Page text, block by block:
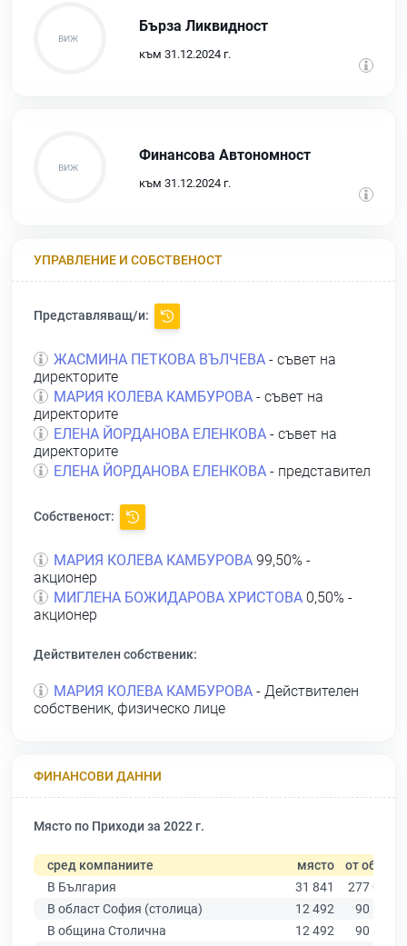
Бърза Ликвидност
към 31.12.2024 г.
Финансова Автономност
към 31.12.2024 г.
УПРАВЛЕНИЕ И СОБСТВЕНОСТ
Представляващ/и:
ЖАСМИНА ПЕТКОВА ВЪЛЧЕВА - съвет на
директорите
МАРИЯ КОЛЕВА КАМБУРОВА - съвет на
директорите
ЕЛЕНА ЙОРДАНОВА ЕЛЕНКОВА - съвет на
директорите
ЕЛЕНА ЙОРДАНОВА ЕЛЕНКОВА - представител
Собственост:
МАРИЯ КОЛЕВА КАМБУРОВА 99,50% -
акционер
МИГЛЕНА БОЖИДАРОВА ХРИСТОВА 0,50% -
акционер
Действителен собственик:
МАРИЯ КОЛЕВА КАМБУРОВА - Действителен
собственик, физическо лице
ФИНАНСОВИ ДАННИ
Място по Приходи за 2022 г.
сред компаниите място от общо
В България
31 841
277 019
В област София (столица)
12 492
90 178
В община Столична
12 492
90 178